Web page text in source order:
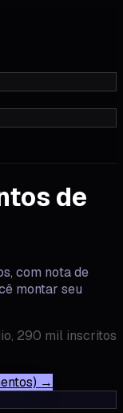
de
com nota de
montar seu
290 mil inscritos
→